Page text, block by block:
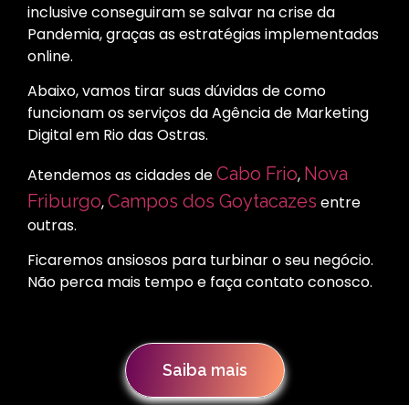
inclusive conseguiram se salvar na crise da
Pandemia, graças as estratégias implementadas
online.
Abaixo, vamos tirar suas dúvidas de como
funcionam os serviços da Agência de Marketing
Digital em Rio das Ostras.
Atendemos as cidades deCabo Frio, Nova
Friburgo,Campos dos Goytacazes entre
outras.
Ficaremos ansiosos para turbinar o seu negócio.
Não perca mais tempo e faça contato conosco.
Saiba mais